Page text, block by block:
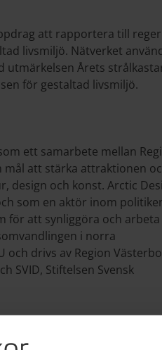
att rapportera till
livsmiljö. Nätverket
utmärkelsen Årets
för gestaltad livsmiljö.
ett samarbete mellan
att stärka attraktionen
design och konst. Arctic
som en aktör inom
för att synliggöra och arbeta
i norra
och drivs av Region
SVID, Stiftelsen Svensk